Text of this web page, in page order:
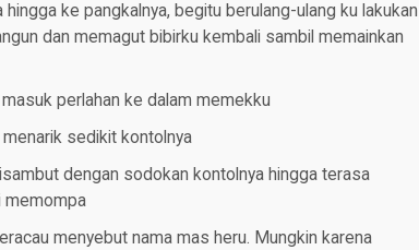
ke pangkalnya, begitu berulang-ulang ku lakukan
dan memagut bibirku kembali sambil memainkan
perlahan ke dalam memekku
sedikit kontolnya
dengan sodokan kontolnya hingga terasa
memompa
menyebut nama mas heru. Mungkin karena